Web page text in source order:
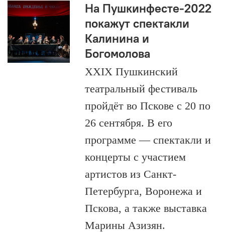
На Пушкинфесте-2022
покажут спектакли
Калинина и
Богомолова
XXIX Пушкинский
театральный фестиваль
пройдёт во Пскове с 20 по
26 сентября. В его
программе — спектакли и
концерты с участием
артистов из Санкт-
Петербурга, Воронежа и
Пскова, а также выставка
Марины Азизян.